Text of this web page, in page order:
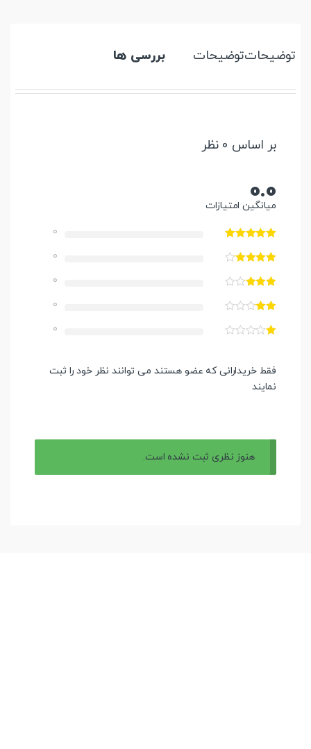
توضیحاتتوضیحات بررسی ها
بر اساس 0 نظر
0.0
میانگین امتیازات
0
0
0
0
0
فقط خریدارانی که عضو هستند می توانند نظر خود را ثبت
نمایند
هنوز نظری ثبت نشده است.